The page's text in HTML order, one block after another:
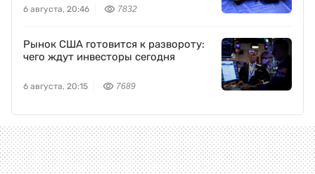
6 августа, 20:46 7832
Рынок США готовится к развороту:
чего ждут инвесторы сегодня
6 августа, 20:15 7689